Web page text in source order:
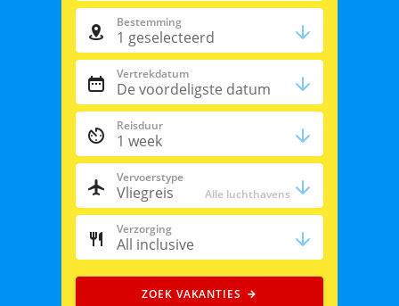
Bestemming
1 geselecteerd
Vertrekdatum
De voordeligste datum
Reisduur
1 week
Vervoerstype
Vliegreis Alle luchthavens
Verzorging
All inclusive
ZOEK VAKANTIES